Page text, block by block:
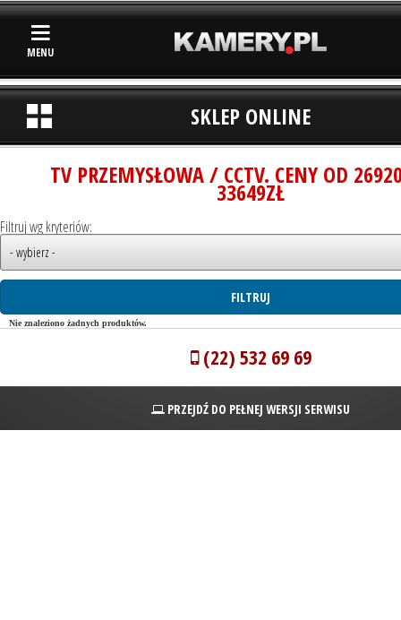
MENU
SKLEP ONLINE
TV PRZEMYSŁOWA / CCTV. CENY OD
33649ZŁ
Filtruj wg kryteriów:
Nie znaleziono żadnych produktów.
(22) 532 69 69
PRZEJDŹ DO PEŁNEJ WERSJI SERWISU